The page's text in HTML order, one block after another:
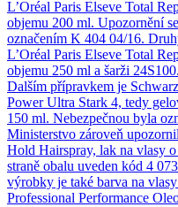
L’Oréal Paris Elseve Total
objemu 200 ml. Upozornění
označením K 404 04/16.
L’Oréal Paris Elseve Total
objemu 250 ml a šarži
Dalším přípravkem je
Power Ultra Stark 4, tedy
150 ml. Nebezpečnou byla
Ministerstvo zároveň
Hold Hairspray, lak na vlasy
straně obalu uveden kód 4
výrobky je také barva na
Professional Performance